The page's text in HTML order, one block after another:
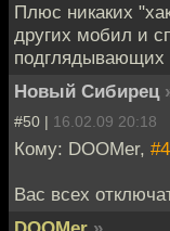
Плюс никаких
других мобил и
подглядывающих
Новый Сибирец
#50 | 16.02.09 20:18
Кому: DOOMer,
Вас всех